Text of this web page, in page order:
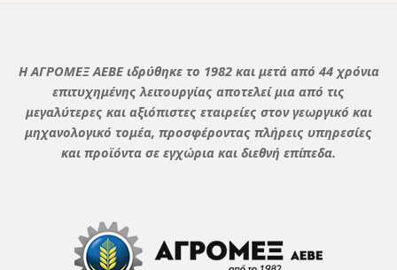
Η ΑΓΡΟΜΕΞ ΑΕΒΕ ιδρύθηκε το 1982 και μετά από 44 χρόνια
επιτυχημένης λειτουργίας αποτελεί μια από τις
μεγαλύτερες και αξιόπιστες εταιρείες στον γεωργικό και
μηχανολογικό τομέα, προσφέροντας πλήρεις υπηρεσίες
και προϊόντα σε εγχώρια και διεθνή επίπεδα.